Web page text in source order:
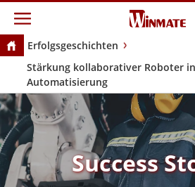
Erfolgsgeschichten
Stärkung kollaborativer Roboter
Automatisierung
Success